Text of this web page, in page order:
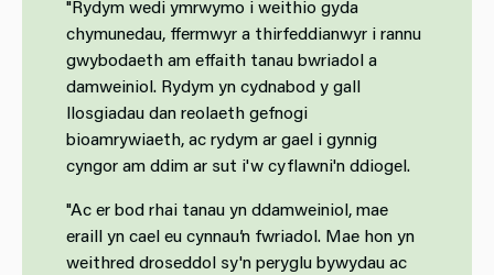
"Rydym wedi ymrwymo i weithio gyda
chymunedau, ffermwyr a thirfeddianwyr i rannu
gwybodaeth am effaith tanau bwriadol a
damweiniol. Rydym yn cydnabod y gall
llosgiadau dan reolaeth gefnogi
bioamrywiaeth, ac rydym ar gael i gynnig
cyngor am ddim ar sut i'w cyflawni'n ddiogel.
"Ac er bod rhai tanau yn ddamweiniol, mae
eraill yn cael eu cynnau’n fwriadol. Mae hon yn
weithred droseddol sy'n peryglu bywydau ac